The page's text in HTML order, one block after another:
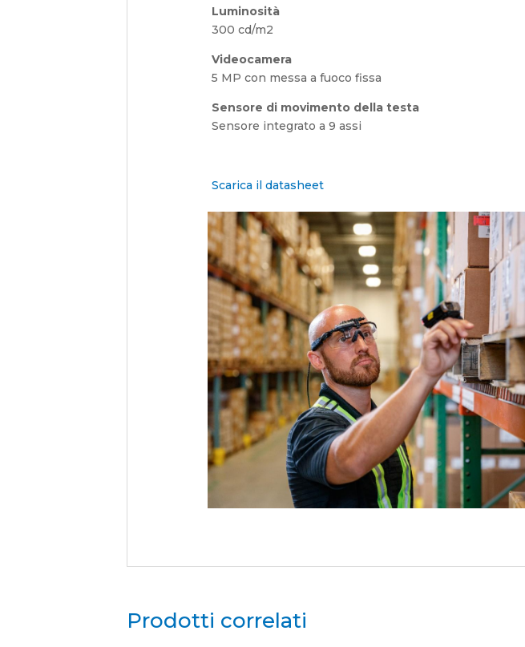
Luminosità
300 cd/m2
Videocamera
5 MP con messa a fuoco fissa
Sensore di movimento della testa
Sensore integrato a 9 assi
Scarica il datasheet
Prodotti correlati